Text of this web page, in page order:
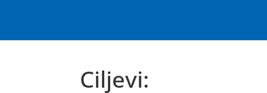
Ciljevi: